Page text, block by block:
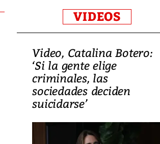
VIDEOS
Video, Catalina Botero:
‘Si la gente elige
criminales, las
sociedades deciden
suicidarse’